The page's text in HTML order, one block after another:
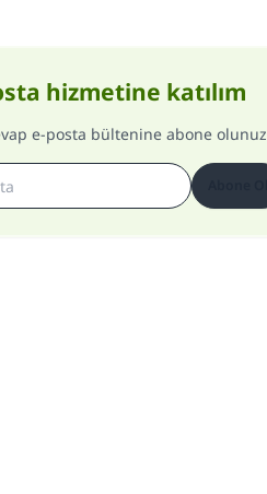
hizmetine katılım
e-posta bültenine abone olunuz